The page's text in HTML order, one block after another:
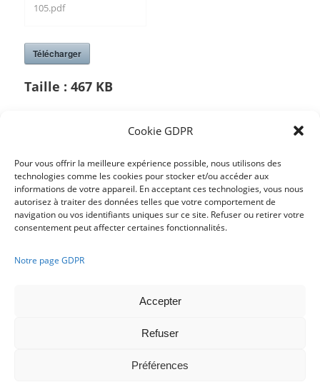
Cookie GDPR
Pour vous offrir la meilleure expérience possible, nous utilisons des
technologies comme les cookies pour stocker et/ou accéder aux
informations de votre appareil. En acceptant ces technologies, vous nous
autorisez à traiter des données telles que votre comportement de
navigation ou vos identifiants uniques sur ce site. Refuser ou retirer votre
consentement peut affecter certaines fonctionnalités.
Notre page GDPR
Accepter
Refuser
Préférences
105.pdf
Télécharger
Taille : 467 KB
Partager cette publication